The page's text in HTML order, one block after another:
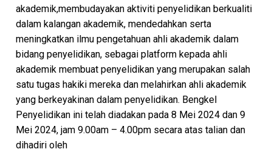
akademik,membudayakan aktiviti penyelidikan berkualiti
dalam kalangan akademik, mendedahkan serta
meningkatkan ilmu pengetahuan ahli akademik dalam
bidang penyelidikan, sebagai platform kepada ahli
akademik membuat penyelidikan yang merupakan salah
satu tugas hakiki mereka dan melahirkan ahli akademik
yang berkeyakinan dalam penyelidikan. Bengkel
Penyelidikan ini telah diadakan pada 8 Mei 2024 dan 9
Mei 2024, jam 9.00am – 4.00pm secara atas talian dan
dihadiri oleh